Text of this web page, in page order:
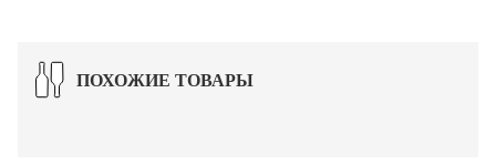
ПОХОЖИЕ ТОВАРЫ